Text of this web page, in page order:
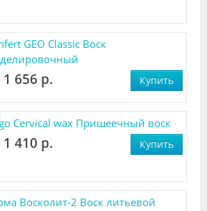
GEO Classic Воск
1 656 р. Купить
Cervical wax Пришеечный воск
1 410 р. Купить
Восколит-2 Воск литьевой